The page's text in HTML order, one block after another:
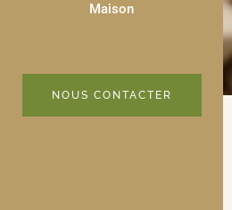
Maison
NOUS CONTACTER